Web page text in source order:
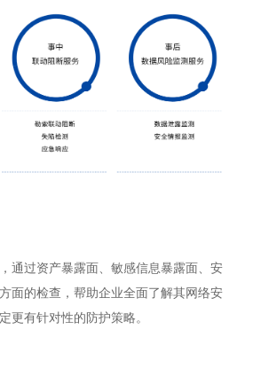
通过资产暴露面、敏感信息暴露面、安
面的检查，帮助企业全面了解其网络安
更有针对性的防护策略。